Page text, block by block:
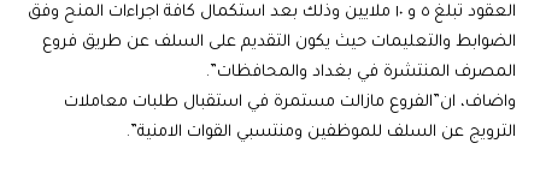
العقود تبلغ ٥ و ١٠ ملايين وذلك بعد استكمال كافة اجراءات المنح وفق
الضوابط والتعليمات حيث يكون التقديم على السلف عن طريق فروع
المصرف المنتشرة في بغداد والمحافظات”.
واضاف، ان”الفروع مازالت مستمرة في استقبال طلبات معاملات
الترويج عن السلف للموظفين ومنتسبي القوات الامنية”.